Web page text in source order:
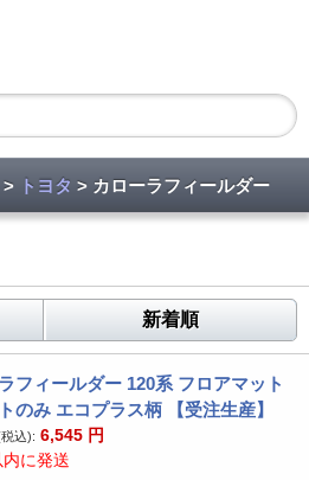
> トヨタ > カローラフィールダー
新着順
フィールダー 120系 フロアマット
のみ エコプラス柄 【受注生産】
込): 6,545 円
に発送